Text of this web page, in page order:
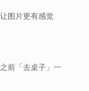
图片更有感觉
前「去桌子」一